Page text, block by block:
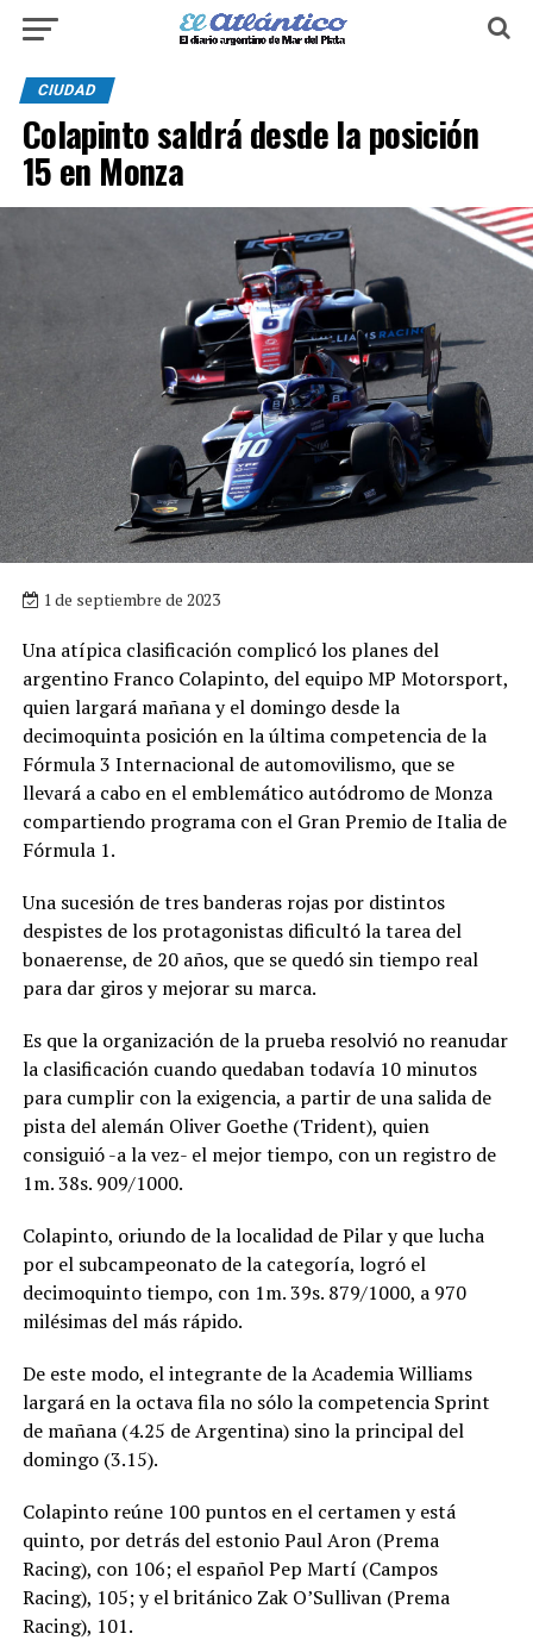
CIUDAD
Colapinto saldrá desde la posición
15 en Monza
1 de septiembre de 2023
Una atípica clasificación complicó los planes del
argentino Franco Colapinto, del equipo MP Motorsport,
quien largará mañana y el domingo desde la
decimoquinta posición en la última competencia de la
Fórmula 3 Internacional de automovilismo, que se
llevará a cabo en el emblemático autódromo de Monza
compartiendo programa con el Gran Premio de Italia de
Fórmula 1.
Una sucesión de tres banderas rojas por distintos
despistes de los protagonistas dificultó la tarea del
bonaerense, de 20 años, que se quedó sin tiempo real
para dar giros y mejorar su marca.
Es que la organización de la prueba resolvió no reanudar
la clasificación cuando quedaban todavía 10 minutos
para cumplir con la exigencia, a partir de una salida de
pista del alemán Oliver Goethe (Trident), quien
consiguió -a la vez- el mejor tiempo, con un registro de
1m. 38s. 909/1000.
Colapinto, oriundo de la localidad de Pilar y que lucha
por el subcampeonato de la categoría, logró el
decimoquinto tiempo, con 1m. 39s. 879/1000, a 970
milésimas del más rápido.
De este modo, el integrante de la Academia Williams
largará en la octava fila no sólo la competencia Sprint
de mañana (4.25 de Argentina) sino la principal del
domingo (3.15).
Colapinto reúne 100 puntos en el certamen y está
quinto, por detrás del estonio Paul Aron (Prema
Racing), con 106; el español Pep Martí (Campos
Racing), 105; y el británico Zak O’Sullivan (Prema
Racing), 101.